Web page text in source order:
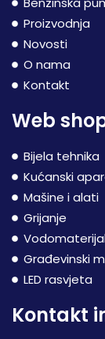
Proizvodnja
Novosti
O nama
Kontakt
Web
Bijela tehnika
Kućanski
Mašine i alati
Grijanje
Građevinski
LED rasvjeta
Kontakt